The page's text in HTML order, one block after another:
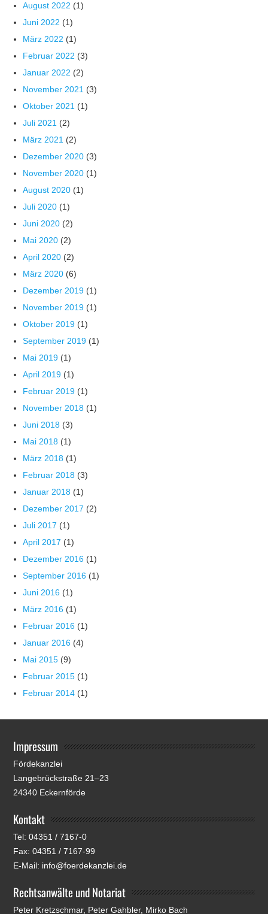
August 2022 (1)
Juni 2022 (1)
März 2022 (1)
Februar 2022 (3)
Januar 2022 (2)
November 2021 (3)
Oktober 2021 (1)
Juli 2021 (2)
März 2021 (2)
Dezember 2020 (3)
November 2020 (1)
August 2020 (1)
Juli 2020 (1)
Juni 2020 (2)
Mai 2020 (2)
April 2020 (2)
März 2020 (6)
Dezember 2019 (1)
November 2019 (1)
Oktober 2019 (1)
September 2019 (1)
Mai 2019 (1)
April 2019 (1)
Februar 2019 (1)
November 2018 (1)
Juni 2018 (3)
Mai 2018 (1)
März 2018 (1)
Februar 2018 (3)
Januar 2018 (1)
Dezember 2017 (2)
Juli 2017 (1)
April 2017 (1)
Dezember 2016 (1)
September 2016 (1)
Juni 2016 (1)
März 2016 (1)
Februar 2016 (1)
Januar 2016 (4)
Mai 2015 (9)
Februar 2015 (1)
Februar 2014 (1)
Impressum
Fördekanzlei
Langebrückstraße 21–23
24340 Eckernförde
Kontakt
Tel: 04351 / 7167-0
Fax: 04351 / 7167-99
E-Mail: info@foerdekanzlei.de
Rechtsanwälte und Notariat
Peter Kretzschmar, Peter Gahbler, Mirko Bach